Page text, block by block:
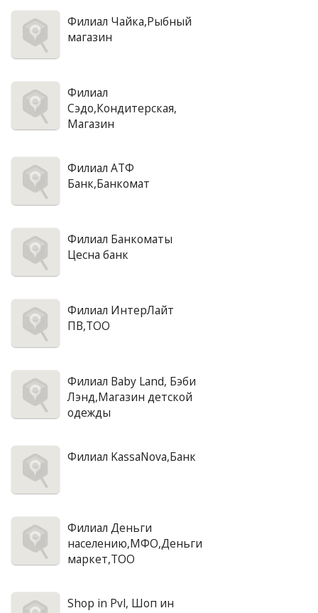
Филиал Чайка,Рыбный
магазин
Филиал
Сэдо,Кондитерская,
Магазин
Филиал АТФ
Банк,Банкомат
Филиал Банкоматы
Цесна банк
Филиал ИнтерЛайт
ПВ,ТОО
Филиал Baby Land, Бэби
Лэнд,Магазин детской
одежды
Филиал KassaNova,Банк
Филиал Деньги
населению,МФО,Деньги
маркет,ТОО
Shop in Pvl, Шоп ин